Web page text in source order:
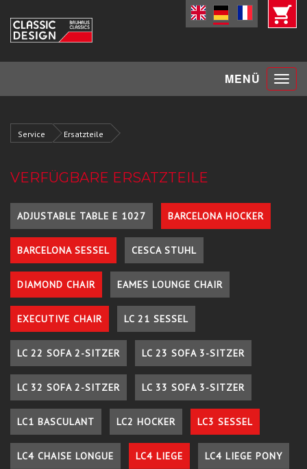
MENÜ Toggle
Service Ersatzteile
VERFÜGBARE ERSATZTEILE
ADJUSTABLE TABLE E 1027 BARCELONA HOCKER
BARCELONA SESSEL CESCA STUHL
DIAMOND CHAIR EAMES LOUNGE CHAIR
EXECUTIVE CHAIR LC 21 SESSEL
LC 22 SOFA 2-SITZER LC 23 SOFA 3-SITZER
LC 32 SOFA 2-SITZER LC 33 SOFA 3-SITZER
LC1 BASCULANT LC2 HOCKER LC3 SESSEL
LC4 CHAISE LONGUE LC4 LIEGE LC4 LIEGE PONY